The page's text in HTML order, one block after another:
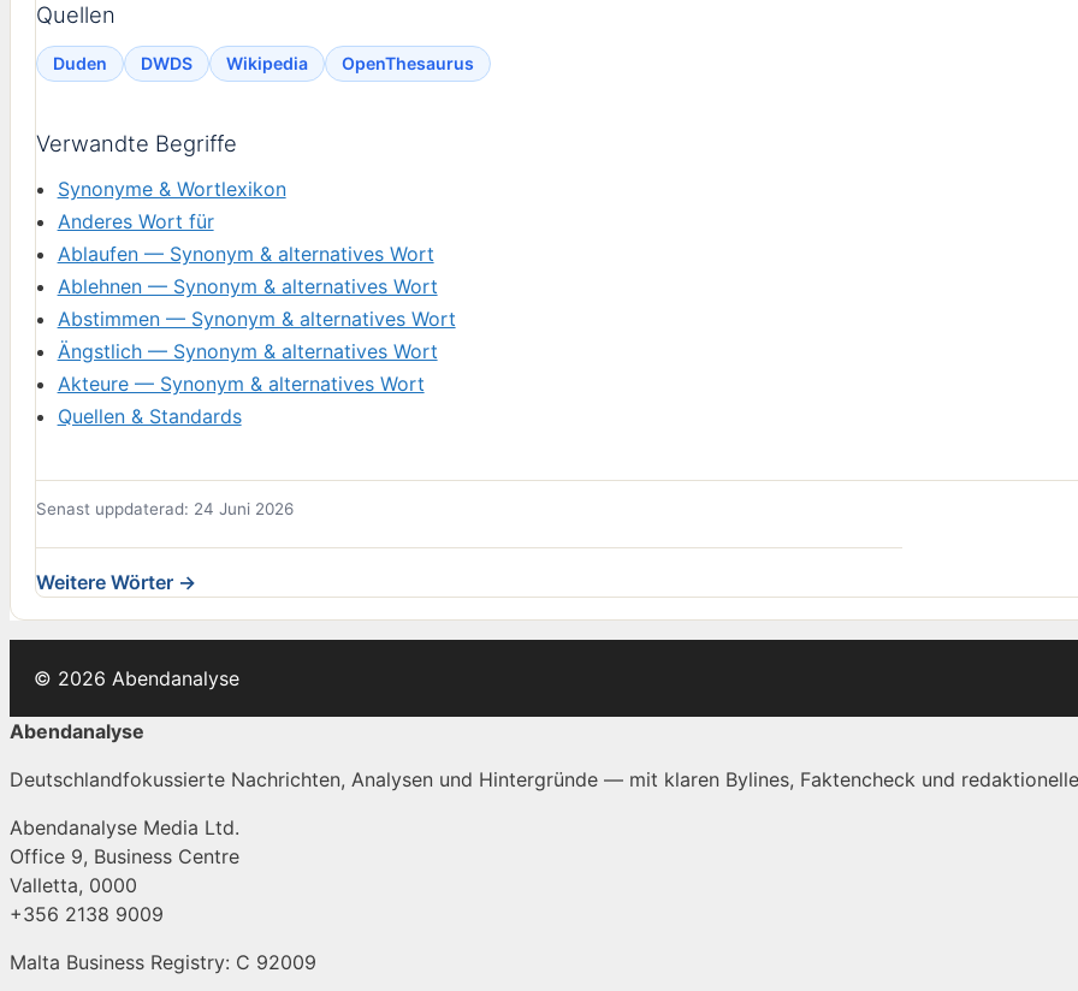
Quellen
Duden DWDS Wikipedia OpenThesaurus
Verwandte Begriffe
Synonyme & Wortlexikon
Anderes Wort für
Ablaufen — Synonym & alternatives Wort
Ablehnen — Synonym & alternatives Wort
Abstimmen — Synonym & alternatives Wort
Ängstlich — Synonym & alternatives Wort
Akteure — Synonym & alternatives Wort
Quellen & Standards
Senast uppdaterad: 24 Juni 2026
Weitere Wörter →
© 2026 Abendanalyse
Abendanalyse
Deutschlandfokussierte Nachrichten, Analysen und Hintergründe — mit klaren Bylines, Faktencheck und
Abendanalyse Media Ltd.
Office 9, Business Centre
Valletta, 0000
+356 2138 9009
Malta Business Registry: C 92009